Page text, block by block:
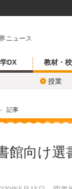
ニュース
DX 教材・
授業
› 記事
館向け